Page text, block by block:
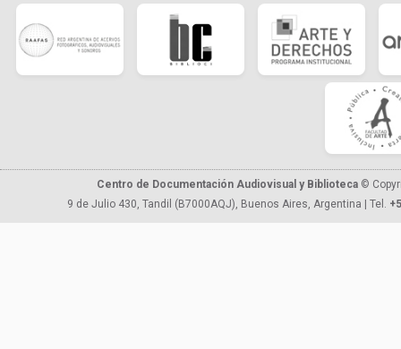
Centro de Documentación Audiovisual y Biblioteca ©
9 de Julio 430, Tandil (B7000AQJ), Buenos Aires, Argentina | Tel.